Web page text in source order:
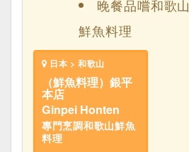
晚餐品嚐和歌山
鮮魚料理
日本 > 和歌山
（鮮魚料理）銀平
本店
Ginpei Honten
專門烹調和歌山鮮魚
料理